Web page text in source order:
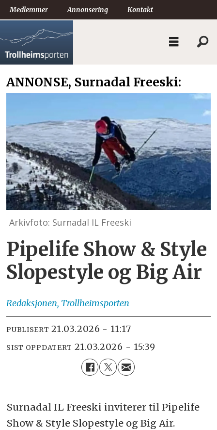
Medlemmer Annonsering Kontakt
ANNONSE, Surnadal Freeski:
Arkivfoto: Surnadal IL Freeski
Pipelife Show & Style
Slopestyle og Big Air
Redaksjonen, Trollheimsporten
PUBLISERT 21.03.2026 - 11:17
SIST OPPDATERT 21.03.2026 - 15:39
Surnadal IL Freeski inviterer til Pipelife
Show & Style Slopestyle og Big Air.